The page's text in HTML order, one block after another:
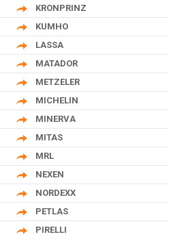
KRONPRINZ
KUMHO
LASSA
MATADOR
METZELER
MICHELIN
MINERVA
MITAS
MRL
NEXEN
NORDEXX
PETLAS
PIRELLI